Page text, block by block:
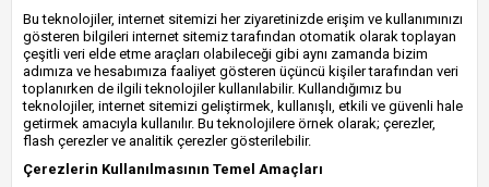
Bu teknolojiler, internet sitemizi her ziyaretinizde erişim ve kullanımınızı
gösteren bilgileri internet sitemiz tarafından otomatik olarak toplayan
çeşitli veri elde etme araçları olabileceği gibi aynı zamanda bizim
adımıza ve hesabımıza faaliyet gösteren üçüncü kişiler tarafından veri
toplanırken de ilgili teknolojiler kullanılabilir. Kullandığımız bu
teknolojiler, internet sitemizi geliştirmek, kullanışlı, etkili ve güvenli hale
getirmek amacıyla kullanılır. Bu teknolojilere örnek olarak; çerezler,
flash çerezler ve analitik çerezler gösterilebilir.
Çerezlerin Kullanılmasının Temel Amaçları